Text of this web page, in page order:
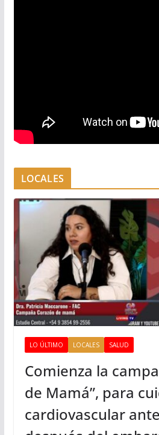
LOCALES
LO ÚLTIMO LOCALES SALUD
Comienza la
de Mamá”, para
cardiovascular